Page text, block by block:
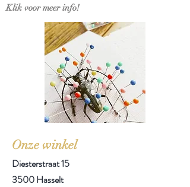
Klik voor meer info!
Onze winkel
Diesterstraat 15
3500 Hasselt